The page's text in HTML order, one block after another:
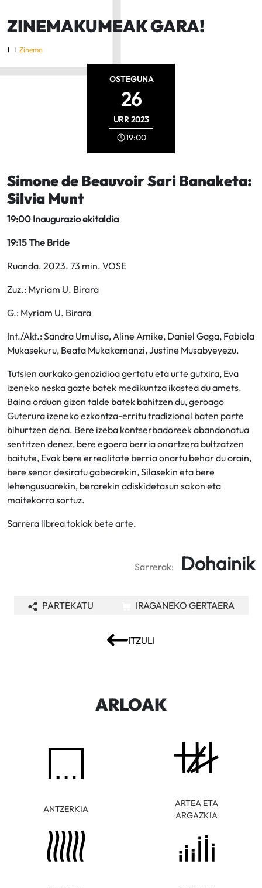
ZINEMAKUMEAK GARA!
Zinema
OSTEGUNA
26
URR2023
19:00
Simone de Beauvoir Sari Banaketa:
Silvia Munt
19:00 Inaugurazio ekitaldia
19:15 The Bride
Ruanda. 2023. 73 min. VOSE
Zuz.: Myriam U. Birara
G.: Myriam U. Birara
Int./Akt.: Sandra Umulisa, Aline Amike, Daniel Gaga, Fabiola
Mukasekuru, Beata Mukakamanzi, Justine Musabyeyezu.
Tutsien aurkako genozidioa gertatu eta urte gutxira, Eva
izeneko neska gazte batek medikuntza ikastea du amets.
Baina orduan gizon talde batek bahitzen du, geroago
Guterura izeneko ezkontza-erritu tradizional baten parte
bihurtzen dena. Bere izeba kontserbadoreek abandonatua
sentitzen denez, bere egoera berria onartzera bultzatzen
baitute, Evak bere errealitate berria onartu behar du orain,
bere senar desiratu gabearekin, Silasekin eta bere
lehengusuarekin, berarekin adiskidetasun sakon eta
maitekorra sortuz.
Sarrera librea tokiak bete arte.
Sarrerak: Dohainik
ITZULI
PARTEKATU IRAGANEKO GERTAERA
ARLOAK
ANTZERKIA
ARTEA ETA
ARGAZKIA